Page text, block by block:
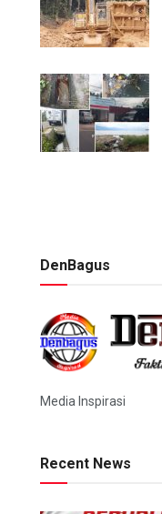
DenBagus
Media Inspirasi
Recent News